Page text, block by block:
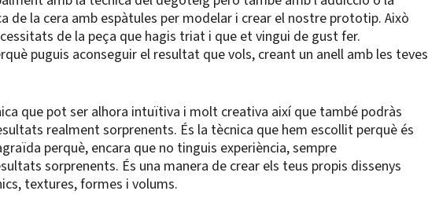
de la cera amb espàtules per modelar i crear el nostre prototip. Això
de la peça que hagis triat i que et vingui de gust fer.
puguis aconseguir el resultat que vols, creant un anell amb les teves
que pot ser alhora intuïtiva i molt creativa així que també podràs
realment sorprenents. És la tècnica que hem escollit perquè és
perquè, encara que no tinguis experiència, sempre
sorprenents. És una manera de crear els teus propis dissenys
textures, formes i volums.